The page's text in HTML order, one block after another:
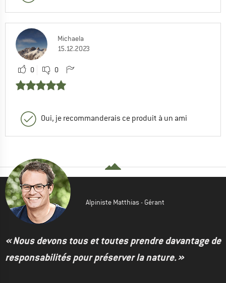
Michaela
15.12.2023
0 0
Oui, je recommanderais ce produit à un ami
Alpiniste Matthias - Gérant
« Nous devons tous et toutes prendre davantage de
responsabilités pour préserver la nature. »